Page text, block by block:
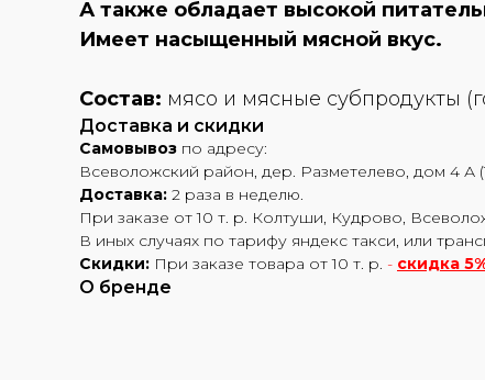
А также обладает высокой
Имеет насыщенный мясной вкус.
Состав: мясо и мясные субпродукты
Доставка и скидки
Самовывоз по адресу:
Всеволожский район, дер. Разметелево, дом 4 А
Доставка: 2 раза в неделю.
При заказе от 10 т. р. Колтуши, Кудрово,
В иных случаях по тарифу яндекс такси, или
Скидки: При заказе товара от 10 т. р. - скидка
О бренде